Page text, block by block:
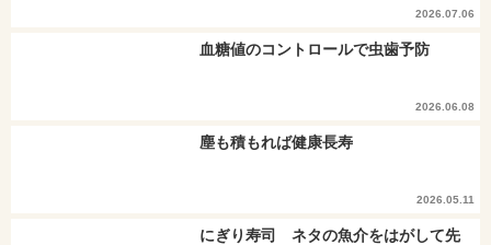
2026.07.06
血糖値のコントロールで虫歯予防
2026.06.08
塵も積もれば健康長寿
2026.05.11
にぎり寿司 ネタの魚介をはがして先